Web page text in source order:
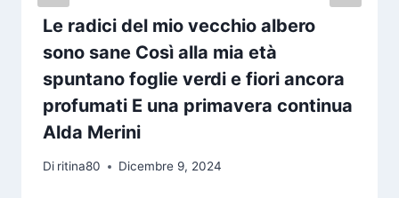
Le radici del mio vecchio albero
sono sane Così alla mia età
spuntano foglie verdi e fiori ancora
profumati E una primavera continua
Alda Merini
Di ritina80 Dicembre 9, 2024